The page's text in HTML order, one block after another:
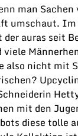
man
umschaut.
auras seit
also nicht mit
mit den
diese tolle